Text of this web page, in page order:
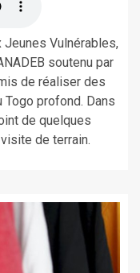
Vulnérables,
soutenu par
de réaliser des
profond. Dans
de quelques
de terrain.